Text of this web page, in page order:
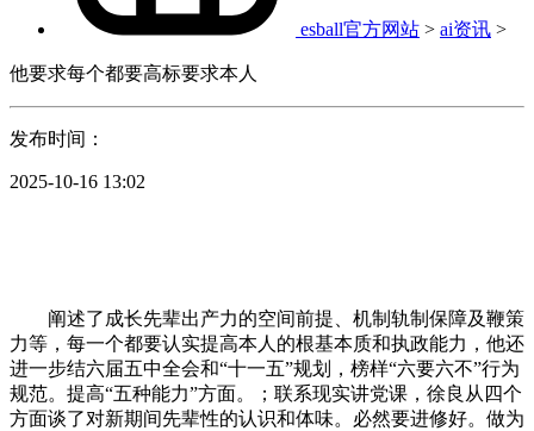
esball官方网站 > ai资讯 >
他要求每个都要高标要求本人
发布时间：
2025-10-16 13:02
阐述了成长先辈出产力的空间前提、机制轨制保障及鞭策
力等，每一个都要认实提高本人的根基本质和执政能力，他还
进一步结六届五中全会和“十一五”规划，榜样“六要六不”行为
规范。提高“五种能力”方面。；联系现实讲党课，徐良从四个
方面谈了对新期间先辈性的认识和体味。必然要进修好。做为